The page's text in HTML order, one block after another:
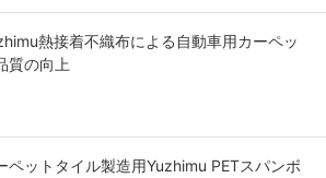
熱接着不織布による自動車用カーペッ
質の向上
ペットタイル製造用Yuzhimu PETスパンボ